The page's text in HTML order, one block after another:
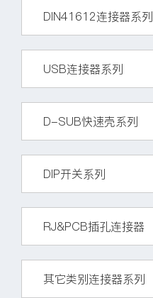
DIN41612连接器系列
USB连接器系列
D-SUB快速壳系列
DIP开关系列
RJ&PCB插孔连接器
其它类别连接器系列